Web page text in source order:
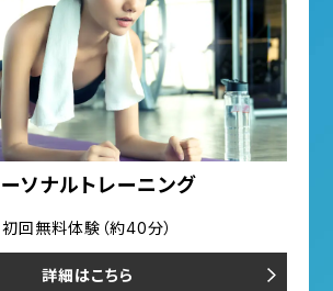
ソナルトレーニング
初回無料体験（約40分）
詳細はこちら